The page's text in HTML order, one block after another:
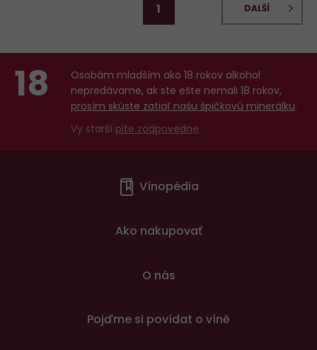
1 DALŠÍ
18
Osobám mladším ako 18 rokov alkohol
nepredávame, ak ste ešte nemali 18 rokov,
prosím skúste zatiaľ našu špičkovú minerálku.
Vy starší pite zodpovedne.
Vínopédia
Ako nakupovať
O nás
Pojďme si povídat o víně